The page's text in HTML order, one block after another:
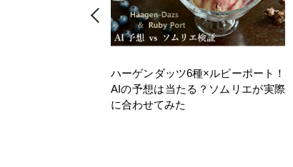
ハーゲンダッツ6種×ルビーポート！
AIの予想は当たる？ソムリエが実際
に合わせてみた